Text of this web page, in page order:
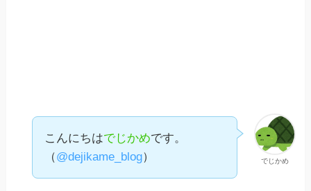
でじかめ
こんにちはでじかめです。
（@dejikame_blog）